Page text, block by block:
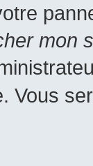
mon
Vous